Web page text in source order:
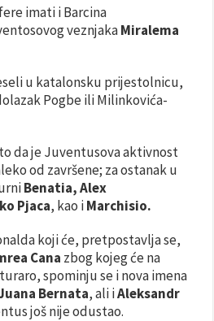
imati i Barcina
veznjakaMiralema
u katalonsku prijestolnicu,
Pogbe ili Milinkovića-
da je Juventusova aktivnost
od završene; za ostanak u
Benatia,Alex
Pjaca, kao iMarchisio.
koji će, pretpostavlja se,
Cana zbog kojeg će na
spominju se i nova imena
Bernata, ali iAleksandr
još nije odustao.